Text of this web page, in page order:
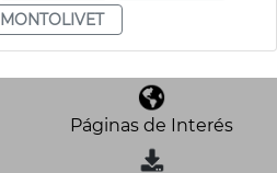
MONTOLIVET
Páginas de Interés